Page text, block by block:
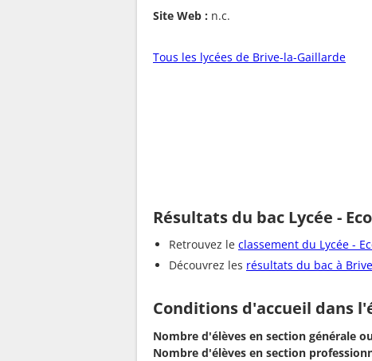
Site Web : n.c.
Tous les lycées de Brive-la-Gaillarde
Résultats du bac Lycée -
Retrouvez le classement du Lycée -
Découvrez les résultats du bac à
Conditions d'accueil dans
Nombre d'élèves en section générale
Nombre d'élèves en section